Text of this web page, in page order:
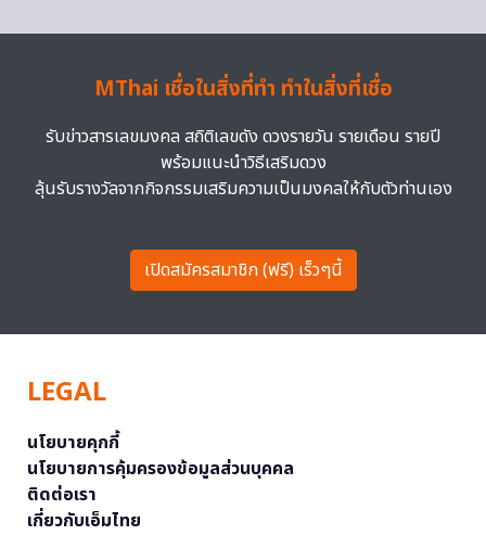
MThai เชื่อในสิ่งที่ทำ ทำในสิ่งที่เชื่อ
รับข่าวสารเลขมงคล สถิติเลขดัง ดวงรายวัน รายเดือน รายปี
พร้อมแนะนำวิธีเสริมดวง
ลุ้นรับรางวัลจากกิจกรรมเสริมความเป็นมงคลให้กับตัวท่านเอง
เปิดสมัครสมาชิก (ฟรี) เร็วๆนี้
LEGAL
นโยบายคุกกี้
นโยบายการคุ้มครองข้อมูลส่วนบุคคล
ติดต่อเรา
เกี่ยวกับเอ็มไทย